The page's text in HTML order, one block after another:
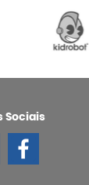
Sociais